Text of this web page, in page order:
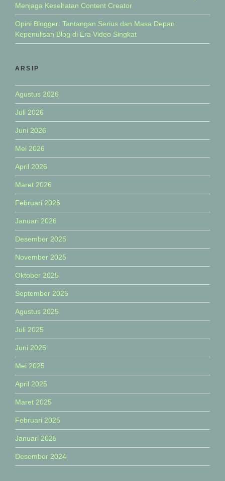
Menjaga Kesehatan Content Creator
Opini Blogger: Tantangan Serius dan Masa Depan
Kepenulisan Blog di Era Video Singkat
ARSIP
Agustus 2026
Juli 2026
Juni 2026
Mei 2026
April 2026
Maret 2026
Februari 2026
Januari 2026
Desember 2025
November 2025
Oktober 2025
September 2025
Agustus 2025
Juli 2025
Juni 2025
Mei 2025
April 2025
Maret 2025
Februari 2025
Januari 2025
Desember 2024